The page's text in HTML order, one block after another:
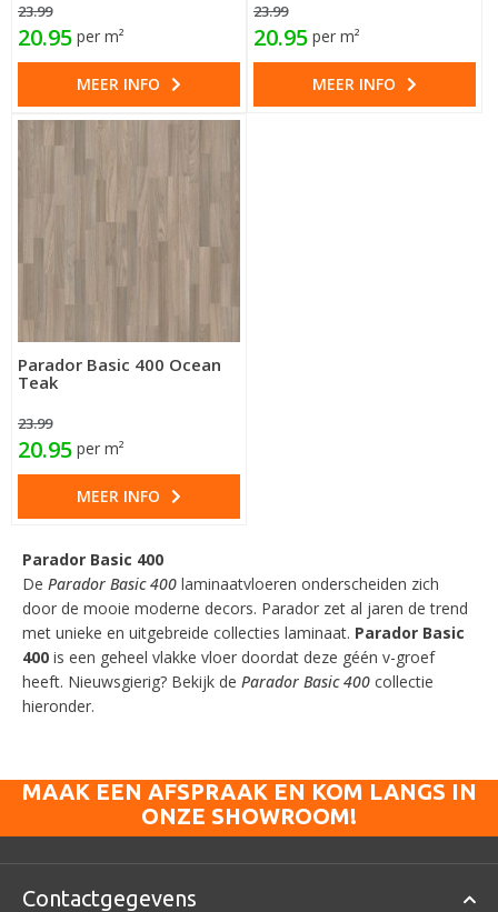
23.99
20.95 per m²
MEER INFO
23.99
20.95 per m²
MEER INFO
Parador Basic 400 Ocean
Teak
23.99
20.95 per m²
MEER INFO
Parador Basic 400
De Parador Basic 400 laminaatvloeren onderscheiden zich
door de mooie moderne decors. Parador zet al jaren de trend
met unieke en uitgebreide collecties laminaat. Parador Basic
400 is een geheel vlakke vloer doordat deze géén v-groef
heeft. Nieuwsgierig? Bekijk de Parador Basic 400 collectie
hieronder.
MAAK EEN AFSPRAAK EN KOM LANGS IN
ONZE SHOWROOM!
Contactgegevens